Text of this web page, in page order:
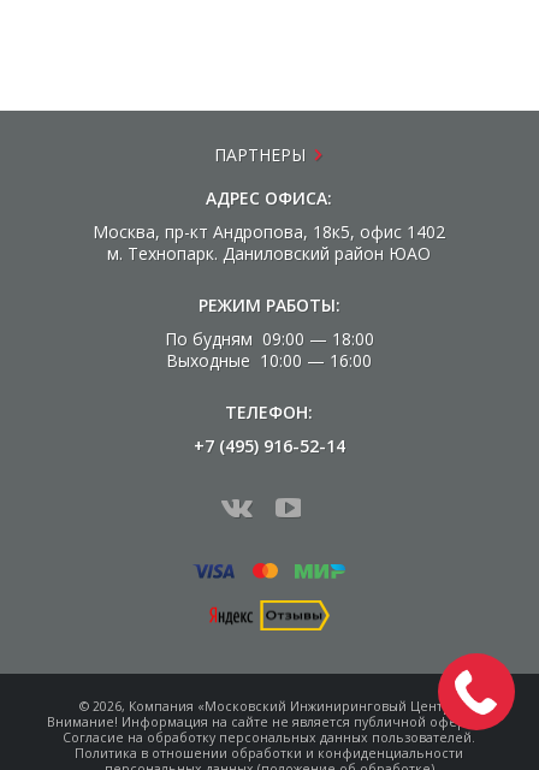
ПАРТНЕРЫ
АДРЕС ОФИСА:
Москва, пр-кт Андропова, 18к5, офис 1402
м. Технопарк. Даниловский район ЮАО
РЕЖИМ РАБОТЫ:
По будням 09:00 — 18:00
Выходные 10:00 — 16:00
ТЕЛЕФОН:
+7 (495) 916-52-14
© 2026, Компания «Московский Инжиниринговый Центр»
Внимание! Информация на сайте не является публичной офертой.
Согласие на обработку персональных данных пользователей.
Политика в отношении обработки и конфиденциальности